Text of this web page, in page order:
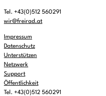
Tel. +43(0)512 560291
wir@freirad.at
Impressum
Datenschutz
Unterstützen
Netzwerk
Support
Öffentlichkeit
Tel. +43(0)512 560291